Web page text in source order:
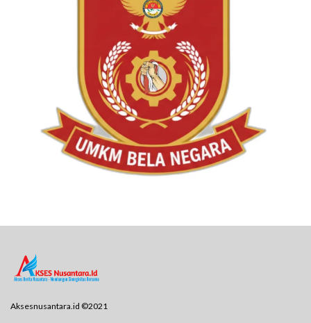
Aksesnusantara.id ©2021